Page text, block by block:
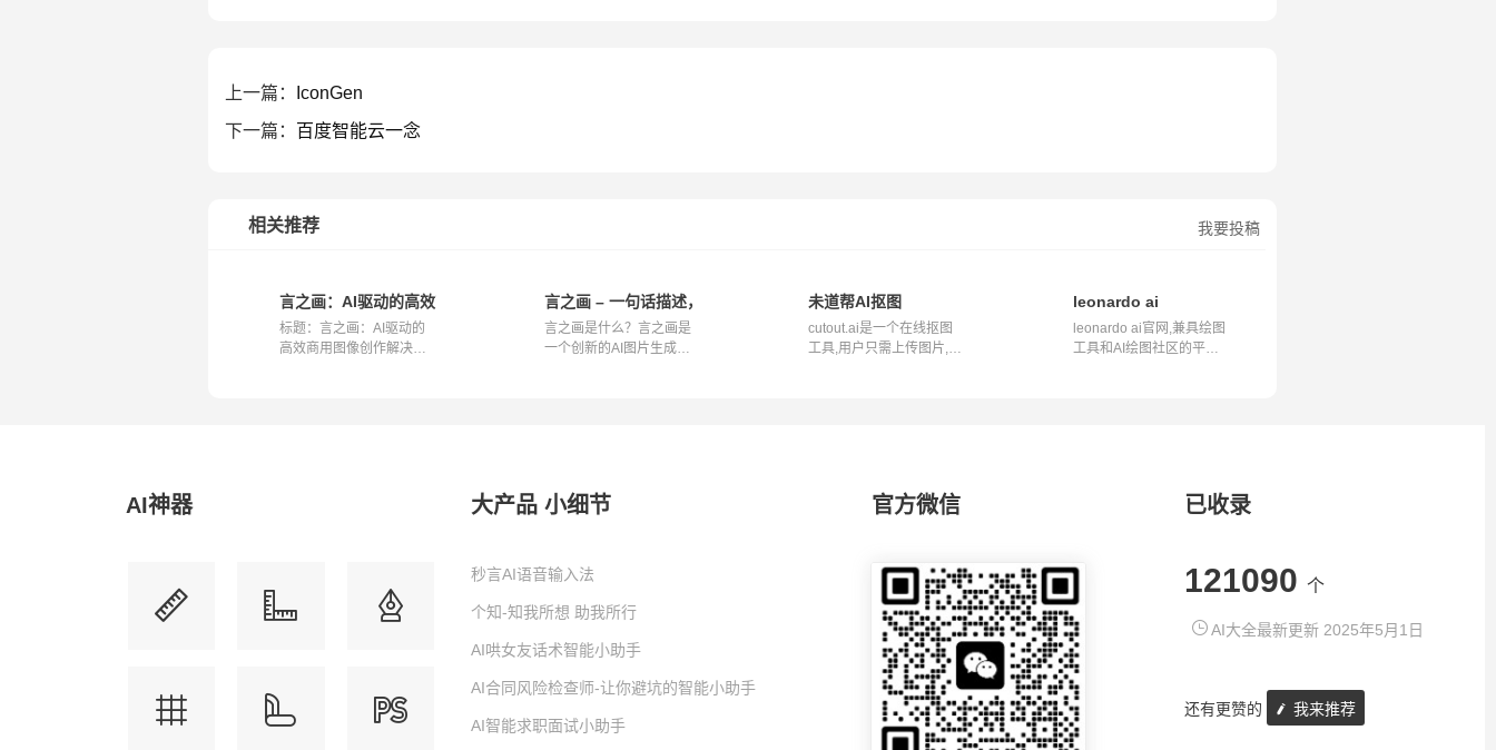
上一篇：
IconGen
下一篇： 百度智能云一念
我要投稿
相关推荐
言之画：AI驱动的高效商用图像创作解决方案
标题：言之画：AI驱动的
高效商用图像创作解决方
言之画 – 一句话描述，快速生成高质量商用图片素材
言之画是什么？言之画是
一个创新的AI图片生成平
未道帮AI抠图
cutout.ai是一个在线抠图
工具,用户只需上传图片,即
leonardo ai
leonardo ai官网,兼具绘图
工具和AI绘图社区的平台,
AI神器 大产品 小细节
秒言AI语音输入法
个知-知我所想 助我所行
AI哄女友话术智能小助手
AI合同风险检查师-让你避坑的智能小助手
AI智能求职面试小助手
官方微信 已收录
121090 个
AI大全最新更新 2025年5月1日
还有更赞的 我来推荐